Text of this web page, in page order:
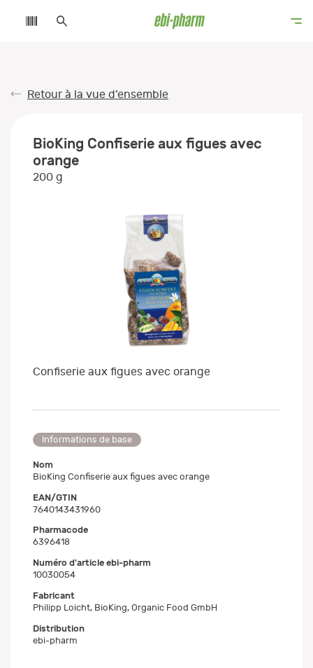
Retour à la vue d’ensemble
BioKing Confiserie aux figues avec
orange
200 g
Confiserie aux figues avec orange
Informations de base
Nom
BioKing Confiserie aux figues avec orange
EAN/GTIN
7640143431960
Pharmacode
6396418
Numéro d'article ebi-pharm
10030054
Fabricant
Philipp Loicht, BioKing, Organic Food GmbH
Distribution
ebi-pharm